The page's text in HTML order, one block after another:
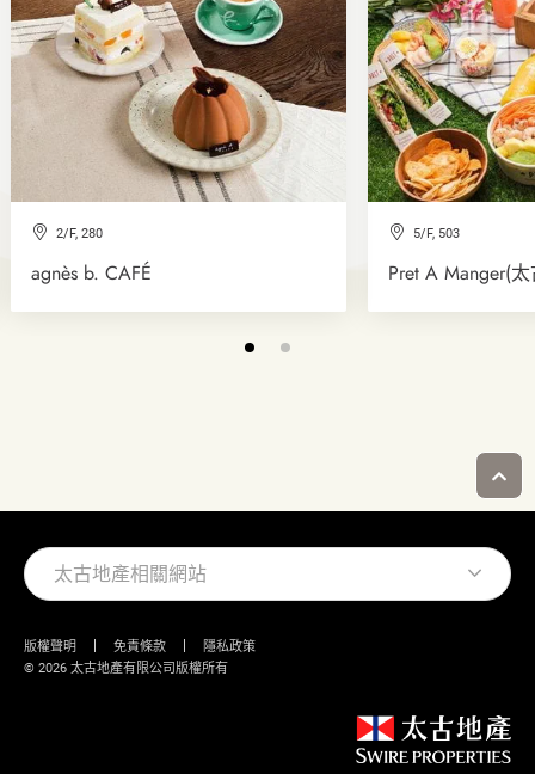
2/F, 280
agnès b. CAFÉ
5/F, 503
Pret A Manger(
太古地產相關網站
版權聲明 免責條款
隱私政策
© 2026 太古地產有限公司版權所有